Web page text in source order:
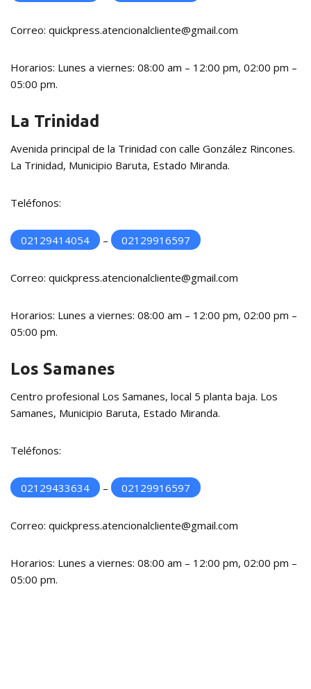
Correo: quickpress.atencionalcliente@gmail.com
Horarios: Lunes a viernes: 08:00 am – 12:00 pm, 02:00 pm –
05:00 pm.
La Trinidad
Avenida principal de la Trinidad con calle González Rincones.
La Trinidad, Municipio Baruta, Estado Miranda.
Teléfonos:
02129414054 – 02129916597
Correo: quickpress.atencionalcliente@gmail.com
Horarios: Lunes a viernes: 08:00 am – 12:00 pm, 02:00 pm –
05:00 pm.
Los Samanes
Centro profesional Los Samanes, local 5 planta baja. Los
Samanes, Municipio Baruta, Estado Miranda.
Teléfonos:
02129433634 – 02129916597
Correo: quickpress.atencionalcliente@gmail.com
Horarios: Lunes a viernes: 08:00 am – 12:00 pm, 02:00 pm –
05:00 pm.